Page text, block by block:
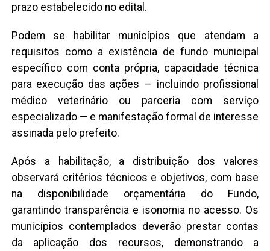
prazo estabelecido no edital.
Podem se habilitar municípios que atendam a
requisitos como a existência de fundo municipal
específico com conta própria, capacidade técnica
para execução das ações — incluindo profissional
médico veterinário ou parceria com serviço
especializado — e manifestação formal de interesse
assinada pelo prefeito.
Após a habilitação, a distribuição dos valores
observará critérios técnicos e objetivos, com base
na disponibilidade orçamentária do Fundo,
garantindo transparência e isonomia no acesso. Os
municípios contemplados deverão prestar contas
da aplicação dos recursos, demonstrando a